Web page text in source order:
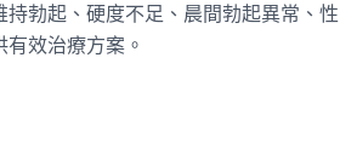
勃起、硬度不足、晨間勃起異常、性
效治療方案。